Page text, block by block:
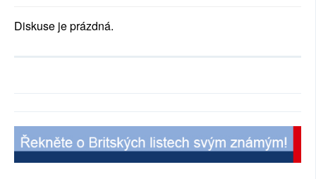
Diskuse je prázdná.